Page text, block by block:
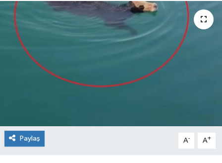
Paylaş A- A+